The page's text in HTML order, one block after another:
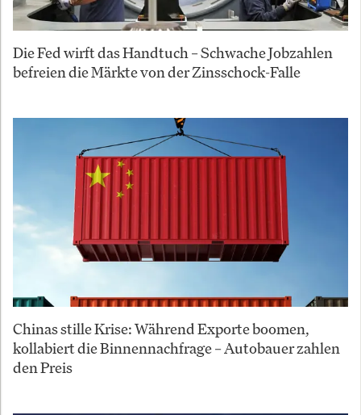
Die Fed wirft das Handtuch – Schwache Jobzahlen
befreien die Märkte von der Zinsschock-Falle
Chinas stille Krise: Während Exporte boomen,
kollabiert die Binnennachfrage – Autobauer zahlen
den Preis